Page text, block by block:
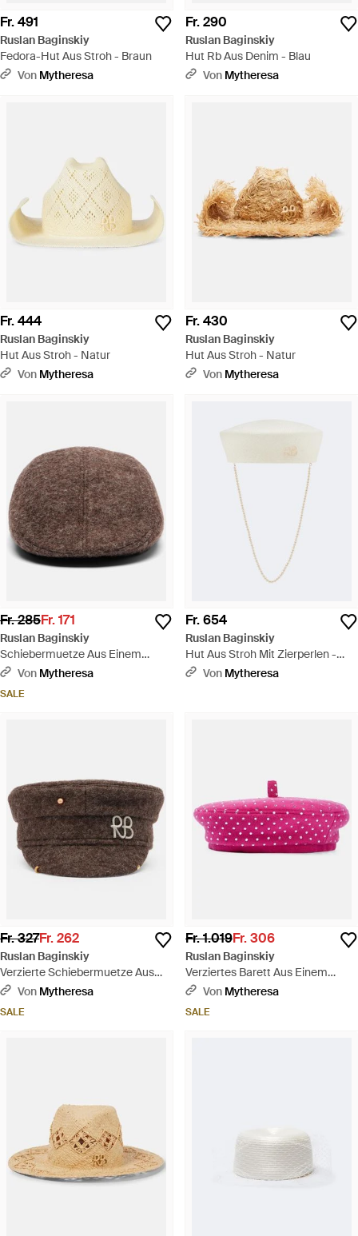
Fr. 491
Ruslan Baginskiy
Fedora-Hut Aus Stroh - Braun
Von Mytheresa
Fr. 290
Ruslan Baginskiy
Hut Rb Aus Denim - Blau
Von Mytheresa
Fr. 444
Ruslan Baginskiy
Hut Aus Stroh - Natur
Von Mytheresa
Fr. 430
Ruslan Baginskiy
Hut Aus Stroh - Natur
Von Mytheresa
Fr. 285Fr. 171
Ruslan Baginskiy
Schiebermuetze Aus Einem
Wollgemisch - Braun
Von Mytheresa
SALE
Fr. 654
Ruslan Baginskiy
Hut Aus Stroh Mit Zierperlen -
WeißVon Mytheresa
Fr. 327Fr. 262
Ruslan Baginskiy
Verzierte Schiebermuetze Aus
Einem Wollgemisch - Braun
Von Mytheresa
SALE
Fr. 1.019Fr. 306
Ruslan Baginskiy
Verziertes Barett Aus Einem
Wollgemisch - Pink
Von Mytheresa
SALE